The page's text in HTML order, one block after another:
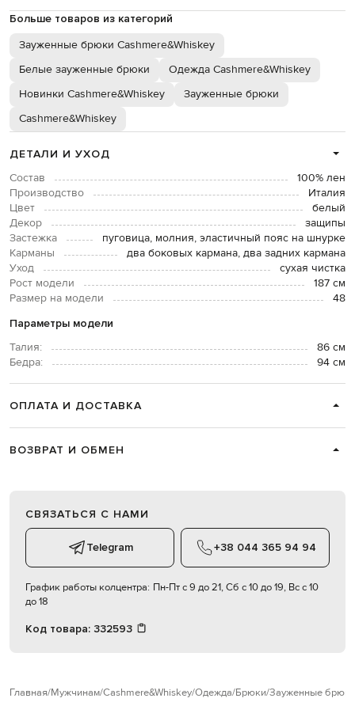
Больше товаров из категорий
Зауженные брюки Cashmere&Whiskey
Белые зауженные брюки
Одежда Cashmere&Whiskey
Новинки Cashmere&Whiskey
Зауженные брюки
Cashmere&Whiskey
ДЕТАЛИ И УХОД
Состав
100% лен
Производство
Италия
Цвет
белый
Декор
защипы
Застежка
пуговица, молния, эластичный пояс на шнурке
Карманы
два боковых кармана, два задних кармана
Уход
сухая чистка
Рост модели
187 см
Размер на модели
48
Параметры модели
Талия:
86 см
Бедра:
94 см
ОПЛАТА И ДОСТАВКА
ВОЗВРАТ И ОБМЕН
СВЯЗАТЬСЯ С НАМИ
Telegram +38 044 365 94 94
График работы колцентра: Пн-Пт с 9 до 21, Сб с 10 до 19, Вс с 10
до 18
Код товара: 332593
Главная Мужчинам Cashmere&Whiskey Одежда Брюки Зауженные брюки